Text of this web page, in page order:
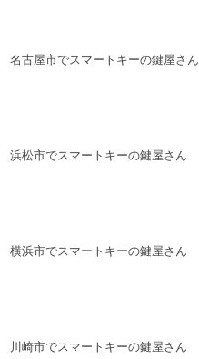
名古屋市でスマートキーの鍵屋さん
浜松市でスマートキーの鍵屋さん
横浜市でスマートキーの鍵屋さん
川崎市でスマートキーの鍵屋さん